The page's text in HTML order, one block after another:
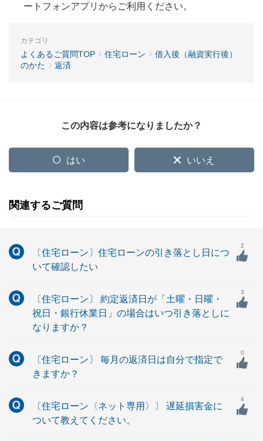
ートフォンアプリからご利用ください。
カテゴリ
よくあるご質問TOP 住宅ローン
借入後（融資実行後）
のかた
返済
この内容は参考になりましたか？
はい いいえ
関連するご質問
〔住宅ローン〕住宅ローンの引き落とし日につ
いて確認したい
2
〔住宅ローン〕 約定返済日が「土曜・日曜・
祝日・銀行休業日」の場合はいつ引き落としに
なりますか？
3
〔住宅ローン〕 毎月の返済日は自分で指定で
きますか？
0
〔住宅ローン〈ネット専用〉〕 遅延損害金に
ついて教えてください。
4